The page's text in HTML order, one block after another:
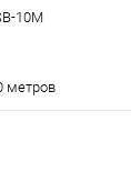
10M
метров